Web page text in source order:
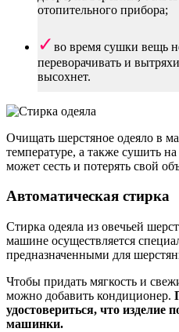
отопительного прибора;
во время сушки вещь
переворачивать и
высохнет.
Очищать шерстяное одеяло в
температуре, а также сушить
может сесть и потерять свой
Автоматическая стирка
Стирка одеяла из овечьей
машине осуществляется
предназначенными для
Чтобы придать мягкость и
можно добавить кондиционер.
удостовериться, что изделие
машинки.